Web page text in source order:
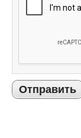
Отправить